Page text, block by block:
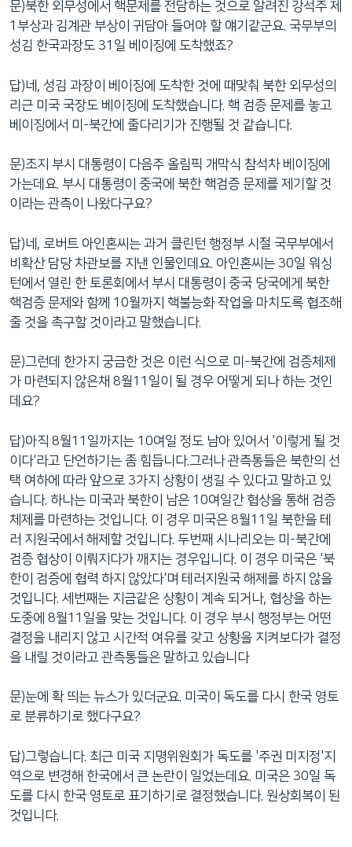
문)북한 외무성에서 핵문제를 전담하는 것으로 알려진 강석주 제
1부상과 김계관 부상이 귀담아 들어야 할 얘기같군요. 국무부의
성김 한국과장도 31일 베이징에 도착했죠?
답)네, 성김 과장이 베이징에 도착한 것에 때맞춰 북한 외무성의
리근 미국 국장도 베이징에 도착했습니다. 핵 검증 문제를 놓고
베이징에서 미-북간에 줄다리기가 진행될 것 같습니다.
문)조지 부시 대통령이 다음주 올림픽 개막식 참석차 베이징에
가는데요. 부시 대통령이 중국에 북한 핵검증 문제를 제기할 것
이라는 관측이 나왔다구요?
답)네, 로버트 아인혼씨는 과거 클린턴 행정부 시절 국무부에서
비확산 담당 차관보를 지낸 인물인데요. 아인혼씨는 30일 워싱
턴에서 열린 한 토론회에서 부시 대통령이 중국 당국에게 북한
핵검증 문제와 함께 10월까지 핵불능화 작업을 마치도록 협조해
줄 것을 촉구할 것이라고 말했습니다.
문)그런데 한가지 궁금한 것은 이런 식으로 미-북간에 검증체제
가 마련되지 않은채 8월11일이 될 경우 어떻게 되나 하는 것인
데요?
답)아직 8월11일까지는 10여일 정도 남아 있어서 '이렇게 될 것
이다'라고 단언하기는 좀 힘듭니다.그러나 관측통들은 북한의 선
택 여하에 따라 앞으로 3가지 상황이 생길 수 있다고 말하고 있
습니다. 하나는 미국과 북한이 남은 10여일간 협상을 통해 검증
체제를 마련하는 것입니다. 이 경우 미국은 8월11일 북한을 테
러 지원국에서 해제할 것입니다. 두번째 시나리오는 미-북간에
검증 협상이 이뤄지다가 깨지는 경우입니다. 이 경우 미국은 '북
한이 검증에 협력 하지 않았다'며 테러지원국 해제를 하지 않을
것입니다. 세번째는 지금같은 상황이 계속 되거나, 협상을 하는
도중에 8월11일을 맞는 것입니다. 이 경우 부시 행정부는 어떤
결정을 내리지 않고 시간적 여유를 갖고 상황을 지켜보다가 결정
을 내릴 것이라고 관측통들은 말하고 있습니다
문)눈에 확 띄는 뉴스가 있더군요. 미국이 독도를 다시 한국 영토
로 분류하기로 했다구요?
답)그렇습니다. 최근 미국 지명위원회가 독도를 '주권 미지정'지
역으로 변경해 한국에서 큰 논란이 일었는데요. 미국은 30일 독
도를 다시 한국 영토로 표기하기로 결정했습니다. 원상회복이 된
것입니다.